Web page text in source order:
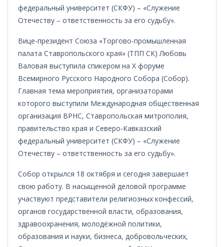
федеральный университет (СКФУ) – «Служение
Отечеству – ответственность за его судьбу».
Вице-президент Союза «Торгово-промышленная
палата Ставропольского края» (ТПП СК) Любовь
Валовая выступила спикером на Х форуме
Всемирного Русского Народного Собора (Собор).
Главная тема мероприятия, организаторами
которого выступили Международная общественная
организация ВРНС, Ставропольская митрополия,
правительство края и Северо-Кавказский
федеральный университет (СКФУ) – «Служение
Отечеству – ответственность за его судьбу».
Собор открылся 18 октября и сегодня завершает
свою работу. В насыщенной деловой программе
участвуют представители религиозных конфессий,
органов государственной власти, образования,
здравоохранения, молодёжной политики,
образования и науки, бизнеса, добровольческих,